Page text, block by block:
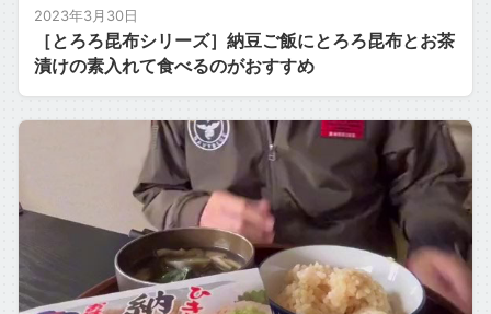
2023年3月30日
［とろろ昆布シリーズ］納豆ご飯にとろろ昆布とお茶
漬けの素入れて食べるのがおすすめ